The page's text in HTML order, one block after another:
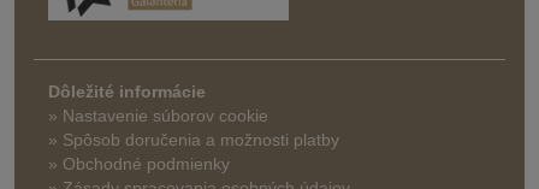
Dôležité informácie
» Nastavenie súborov cookie
» Spôsob doručenia a možnosti platby
» Obchodné podmienky